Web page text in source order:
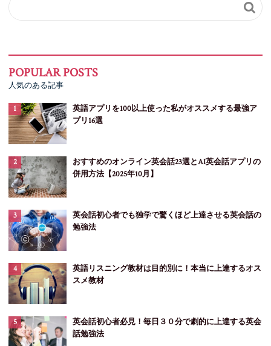

人気のある記事
英語アプリを100以上使った私がオススメする最強ア
プリ16選
おすすめのオンライン英会話23選とAI英会話アプリの
併用方法【2025年10月】
英会話初心者でも独学で驚くほど上達させる英会話の
勉強法
英語リスニング教材は目的別に！本当に上達するオス
スメ教材
英会話初心者必見！毎日３０分で劇的に上達する英会
話勉強法